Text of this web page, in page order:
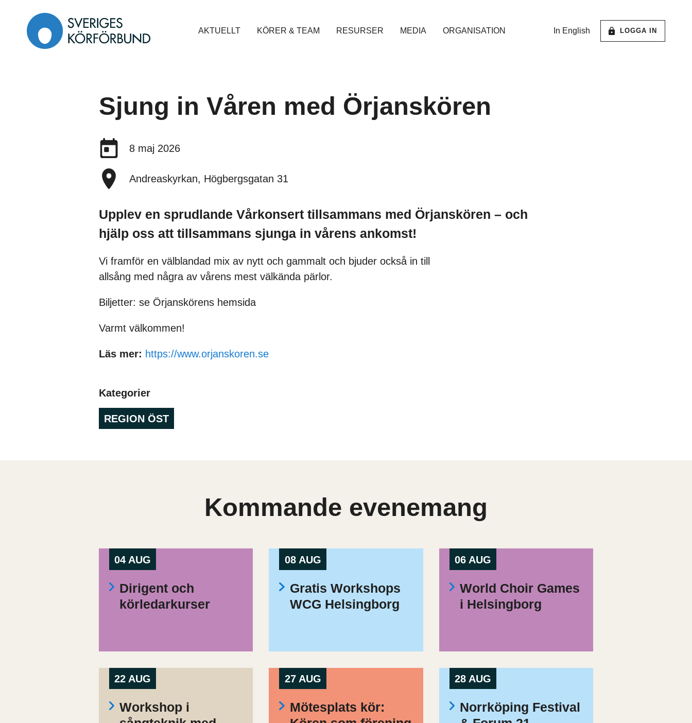
innehåll
AKTUELLT KÖRER & TEAM RESURSER MEDIA ORGANISATION In English LOGGA IN
Sjung in Våren med Örjanskören
Datum:
8 maj 2026
Plats:
Andreaskyrkan, Högbergsgatan 31
Upplev en sprudlande Vårkonsert tillsammans med Örjanskören – och
hjälp oss att tillsammans sjunga in vårens ankomst!
Vi framför en välblandad mix av nytt och gammalt och bjuder också in till
allsång med några av vårens mest välkända pärlor.
Biljetter: se Örjanskörens hemsida
Varmt välkommen!
Läs mer: https://www.orjanskoren.se
Kategorier
REGION ÖST
Kommande evenemang
04 AUG
Dirigent och
körledarkurser
08 AUG
Gratis Workshops
WCG Helsingborg
06 AUG
World Choir Games
i Helsingborg
22 AUG
Workshop i
27 AUG
Mötesplats kör:
28 AUG
Norrköping Festival